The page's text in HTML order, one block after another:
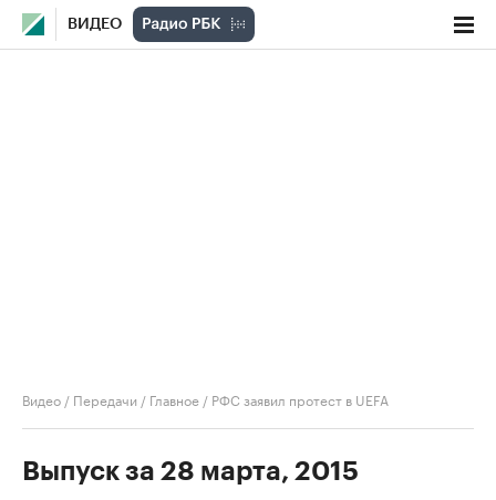
ВИДЕО
Видео / Передачи / Главное / РФС заявил протест в UEFA
Выпуск за 28 марта, 2015